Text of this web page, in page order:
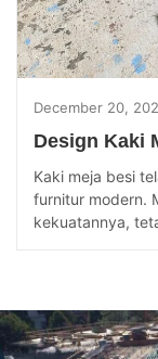
December 20,
Design Kaki
Kaki meja besi
furnitur modern.
kekuatannya,